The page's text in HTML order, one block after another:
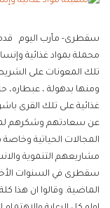
سقطرى- مأرب اليوم
محملة بمواد غذائية
تلك المعونات على
غذائية على تلك القرى
عن سعادتهم وشكرهم لما
المجالات الحياتية
مشاريعهم التنموية
سقطرى في السنوات
الماضية. وقالوا ان هذا